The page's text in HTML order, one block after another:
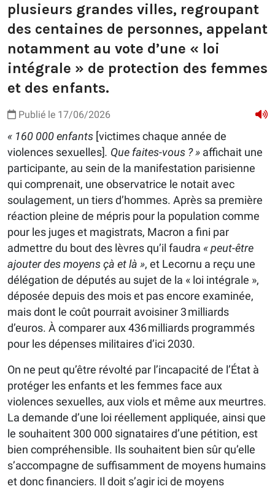
plusieurs grandes villes, regroupant
des centaines de personnes, appelant
notamment au vote d’une « loi
intégrale » de protection des femmes
et des enfants.
Publié le 17/06/2026
« 160 000 enfants [victimes chaque année de
violences sexuelles]. Que faites-vous ? » affichait une
participante, au sein de la manifestation parisienne
qui comprenait, une observatrice le notait avec
soulagement, un tiers d’hommes. Après sa première
réaction pleine de mépris pour la population comme
pour les juges et magistrats, Macron a fini par
admettre du bout des lèvres qu’il faudra « peut-être
ajouter des moyens çà et là », et Lecornu a reçu une
délégation de députés au sujet de la « loi intégrale »,
déposée depuis des mois et pas encore examinée,
mais dont le coût pourrait avoisiner 3 milliards
d’euros. À comparer aux 436 milliards programmés
pour les dépenses militaires d’ici 2030.
On ne peut qu’être révolté par l’incapacité de l’État à
protéger les enfants et les femmes face aux
violences sexuelles, aux viols et même aux meurtres.
La demande d’une loi réellement appliquée, ainsi que
le souhaitent 300 000 signataires d’une pétition, est
bien compréhensible. Ils souhaitent bien sûr qu’elle
s’accompagne de suffisamment de moyens humains
et donc financiers. Il doit s’agir ici de moyens